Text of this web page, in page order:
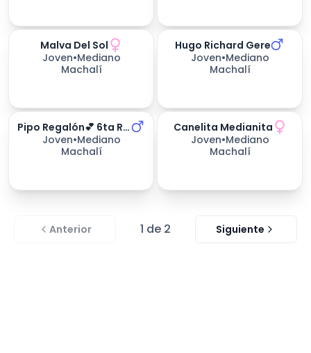
días esperando
Malva Del Sol
Joven•Mediano
Machalí
234días esperando
Hugo Richard Gere
Joven•Mediano
Machalí
Pipo Regalón💕 6ta Región
Joven•Mediano
Machalí
254días esperando
Canelita Medianita
Joven•Mediano
Machalí
Anterior 1 de 2 Siguiente